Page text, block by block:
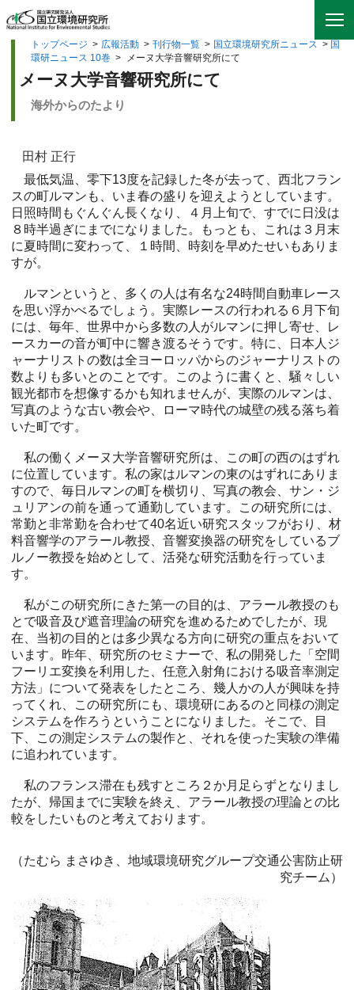
トップページ > 広報活動 > 刊行物一覧 > 国立環境研究所ニュース > 国
環研ニュース 10巻 > メーヌ大学音響研究所にて
メーヌ大学音響研究所にて
海外からのたより
田村 正行
最低気温、零下13度を記録した冬が去って、西北フラン
スの町ルマンも、いま春の盛りを迎えようとしています。
日照時間もぐんぐん長くなり、４月上旬で、すでに日没は
８時半過ぎにまでになりました。もっとも、これは３月末
に夏時間に変わって、１時間、時刻を早めたせいもありま
すが。
ルマンというと、多くの人は有名な24時間自動車レース
を思い浮かべるでしょう。実際レースの行われる６月下旬
には、毎年、世界中から多数の人がルマンに押し寄せ、レ
ースカーの音が町中に響き渡るそうです。特に、日本人ジ
ャーナリストの数は全ヨーロッパからのジャーナリストの
数よりも多いとのことです。このように書くと、騒々しい
観光都市を想像するかも知れませんが、実際のルマンは、
写真のような古い教会や、ローマ時代の城壁の残る落ち着
いた町です。
私の働くメーヌ大学音響研究所は、この町の西のはずれ
に位置しています。私の家はルマンの東のはずれにありま
すので、毎日ルマンの町を横切り、写真の教会、サン・ジ
ュリアンの前を通って通勤しています。この研究所には、
常勤と非常勤を合わせて40名近い研究スタッフがおり、材
料音響学のアラール教授、音響変換器の研究をしているブ
ルノー教授を始めとして、活発な研究活動を行っていま
す。
私がこの研究所にきた第一の目的は、アラール教授のも
とで吸音及び遮音理論の研究を進めるためでしたが、現
在、当初の目的とは多少異なる方向に研究の重点をおいて
います。昨年、研究所のセミナーで、私の開発した「空間
フーリエ変換を利用した、任意入射角における吸音率測定
方法」について発表をしたところ、幾人かの人が興味を持
ってくれ、この研究所にも、環境研にあるのと同様の測定
システムを作ろうということになりました。そこで、目
下、この測定システムの製作と、それを使った実験の準備
に追われています。
私のフランス滞在も残すところ２か月足らずとなりまし
たが、帰国までに実験を終え、アラール教授の理論との比
較をしたいものと考えております。
（たむら まさゆき、地域環境研究グループ交通公害防止研
究チーム）